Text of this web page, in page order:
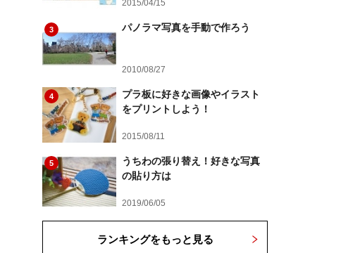
2015/04/15
3 パノラマ写真を手動で作ろう
2010/08/27
4
プラ板に好きな画像やイラスト
をプリントしよう！
2015/08/11
5
うちわの張り替え！好きな写真
の貼り方は
2019/06/05
ランキングをもっと見る